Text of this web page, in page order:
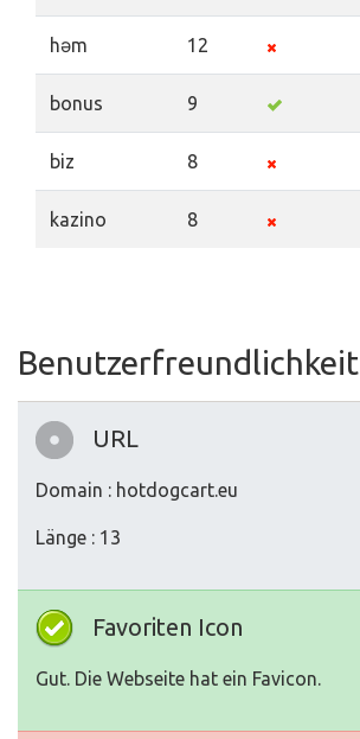
həm 12
bonus 9
biz 8
kazino 8
Benutzerfreundlichkeit
URL
Domain : hotdogcart.eu
Länge : 13
Favoriten Icon
Gut. Die Webseite hat ein Favicon.